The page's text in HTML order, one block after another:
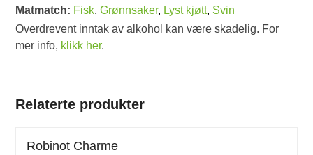
Matmatch: Fisk,Grønnsaker, Lyst kjøtt, Svin
Overdrevent inntak av alkohol kan være skadelig. For
mer info, klikk her.
Relaterte produkter
Robinot Charme